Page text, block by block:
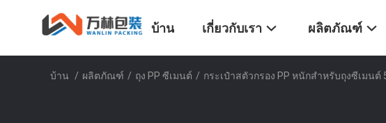
บ้าน เกี่ยวกับเรา ผลิตภัณฑ์
บ้าน / ผลิตภัณฑ์ / ถุง PP ซีเมนต์ / กระเป๋าสตัวกรอง PP หนักสําหรับถุงซีเมนต์